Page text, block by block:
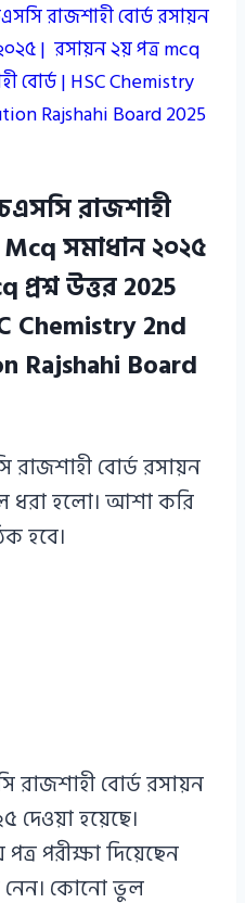
রাজশাহী বোর্ড রসায়ন
| রসায়ন ২য় পত্র mcq
বোর্ড | HSC Chemistry
Rajshahi Board 2025
রাজশাহী
সমাধান ২০২৫
উত্তর 2025
Chemistry 2nd
Rajshahi Board
রাজশাহী বোর্ড রসায়ন
ধরা হলো। আশা করি
হবে।
বোর্ড রসায়ন
দেওয়া হয়েছে।
পরীক্ষা দিয়েছেন
নেন। কোনো ভুল